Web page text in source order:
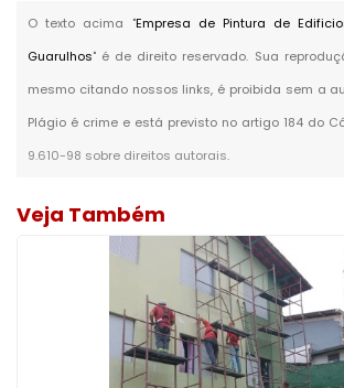
O texto acima "Empresa de Pintura de
Guarulhos" é de direito reservado. Sua
mesmo citando nossos links, é proibida sem a
Plágio é crime e está previsto no artigo 184 do
9.610-98 sobre direitos autorais.
Veja Também